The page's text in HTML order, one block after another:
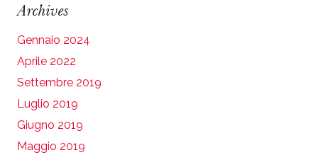
Archives
Gennaio 2024
Aprile 2022
Settembre 2019
Luglio 2019
Giugno 2019
Maggio 2019